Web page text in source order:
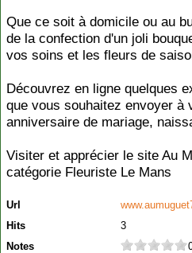
Que ce soit à domicile ou au
de la confection d'un joli
vos soins et les fleurs de
Découvrez en ligne quelques
que vous souhaitez envoyer à
anniversaire de mariage,
Visiter et apprécier le site Au
catégorie Fleuriste Le Mans
Url
Hits
3
Notes